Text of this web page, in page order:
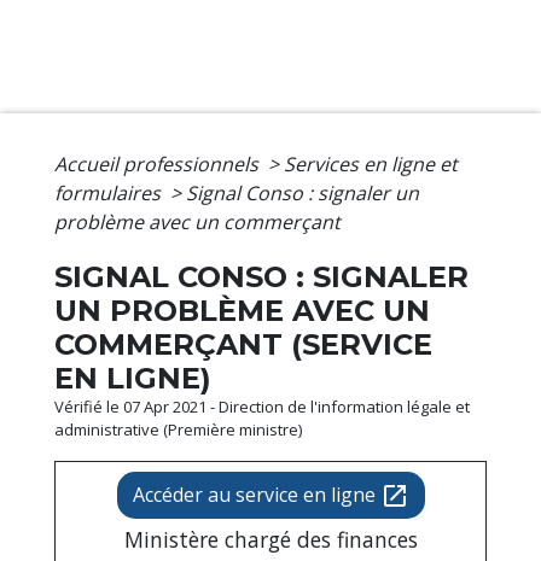
Accueil professionnels > Services en ligne et
formulaires > Signal Conso : signaler un
problème avec un commerçant
SIGNAL CONSO : SIGNALER
UN PROBLÈME AVEC UN
COMMERÇANT (SERVICE
EN LIGNE)
Vérifié le 07 Apr 2021 - Direction de l'information légale et
administrative (Première ministre)
Accéder au service en ligne open_in_new
Ministère chargé des finances